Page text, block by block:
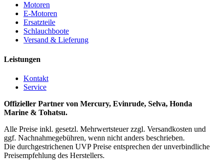
Motoren
E-Motoren
Ersatzteile
Schlauchboote
Versand & Lieferung
Leistungen
Kontakt
Service
Offizieller Partner von Mercury, Evinrude, Selva, Honda
Marine & Tohatsu.
Alle Preise inkl. gesetzl. Mehrwertsteuer zzgl. Versandkosten und
ggf. Nachnahmegebühren, wenn nicht anders beschrieben.
Die durchgestrichenen UVP Preise entsprechen der unverbindliche
Preisempfehlung des Herstellers.